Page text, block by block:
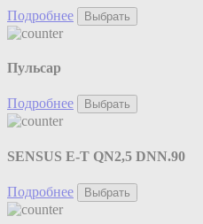
Подробнее Выбрать
Пульсар
Подробнее Выбрать
SENSUS E-T QN2,5 DNN.90
Подробнее Выбрать